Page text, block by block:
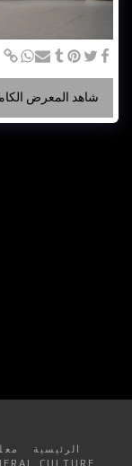
شاهد المعرض الكامل
الرئيسية
CULTURE